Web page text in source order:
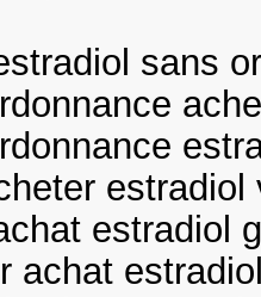
sans
estradiol
achat